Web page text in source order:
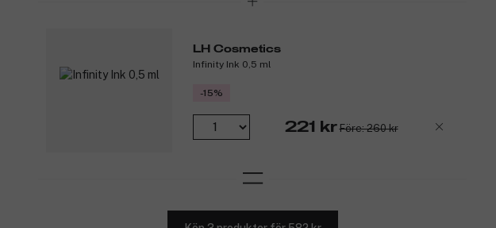
LH Cosmetics
Infinity Ink 0,5 ml
-15%
221 kr Före: 260 kr